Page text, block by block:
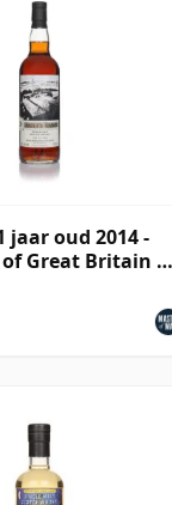
jaar oud 2014 -
Great Britain &